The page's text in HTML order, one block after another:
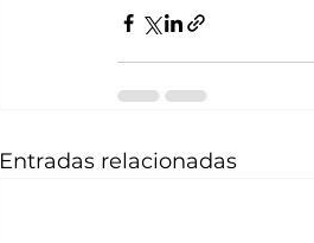
Entradas relacionadas